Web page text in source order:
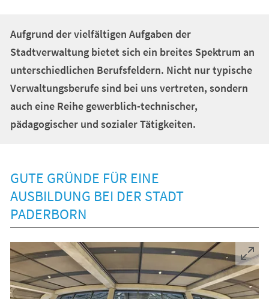
Aufgrund der vielfältigen Aufgaben der
Stadtverwaltung bietet sich ein breites Spektrum an
unterschiedlichen Berufsfeldern. Nicht nur typische
Verwaltungsberufe sind bei uns vertreten, sondern
auch eine Reihe gewerblich-technischer,
pädagogischer und sozialer Tätigkeiten.
GUTE GRÜNDE FÜR EINE
AUSBILDUNG BEI DER STADT
PADERBORN